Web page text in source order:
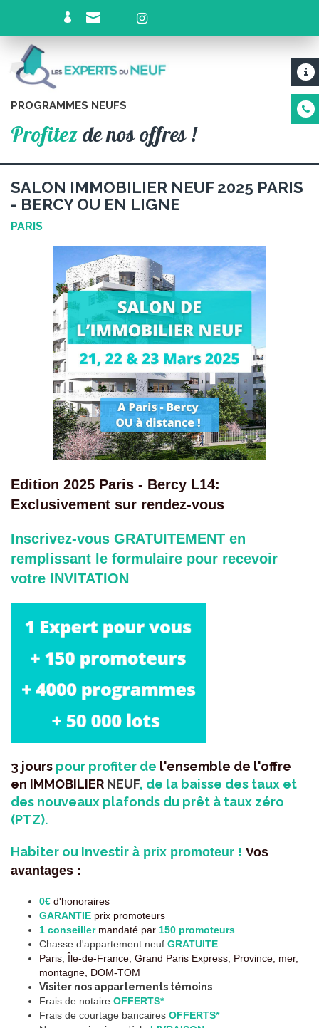
PROGRAMMES NEUFS
Profitezde nos offres !
SALON IMMOBILIER NEUF 2025 PARIS
- BERCY OU EN LIGNE
PARIS
Edition 2025 Paris - Bercy L14:
Exclusivement sur rendez-vous
Inscrivez-vous GRATUITEMENT en
remplissant le formulaire pour recevoir
votre INVITATION
3 jours pour profiter de l'ensemble de l'offre
en IMMOBILIER NEUF, de la baisse des taux et
des nouveaux plafonds du prêt à taux zéro
(PTZ).
Habiter ou Investir à prix promoteur ! Vos
avantages :
0€ d'honoraires
GARANTIE prix promoteurs
1 conseiller mandaté par 150 promoteurs
Chasse d'appartement neuf GRATUITE
Paris, Île-de-France, Grand Paris Express, Province, mer,
montagne, DOM-TOM
Visiter nos appartements témoins
Frais de notaire OFFERTS*
Frais de courtage bancaires OFFERTS*